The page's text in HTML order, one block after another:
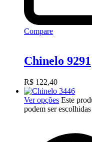
Compare
Chinelo 9291
R$ 122,40
Ver opções Este
podem ser